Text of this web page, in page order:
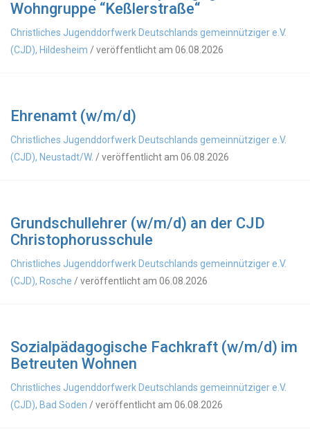
Wohngruppe “Keßlerstraße“
Christliches Jugenddorfwerk Deutschlands gemeinnütziger e.V.
(CJD), Hildesheim / veröffentlicht am 06.08.2026
Ehrenamt (w/m/d)
Christliches Jugenddorfwerk Deutschlands gemeinnütziger e.V.
(CJD), Neustadt/W. / veröffentlicht am 06.08.2026
Grundschullehrer (w/m/d) an der CJD
Christophorusschule
Christliches Jugenddorfwerk Deutschlands gemeinnütziger e.V.
(CJD), Rosche / veröffentlicht am 06.08.2026
Sozialpädagogische Fachkraft (w/m/d) im
Betreuten Wohnen
Christliches Jugenddorfwerk Deutschlands gemeinnütziger e.V.
(CJD), Bad Soden / veröffentlicht am 06.08.2026